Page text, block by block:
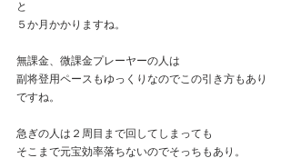
と
５か月かかりますね。
無課金、微課金プレーヤーの人は
副将登用ペースもゆっくりなのでこの引き方もあり
ですね。
急ぎの人は２周目まで回してしまっても
そこまで元宝効率落ちないのでそっちもあり。